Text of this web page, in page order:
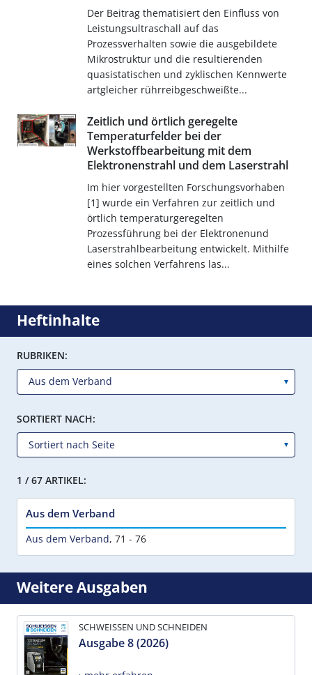
Der Beitrag thematisiert den Einfluss von
Leistungsultraschall auf das
Prozessverhalten sowie die ausgebildete
Mikrostruktur und die resultierenden
quasistatischen und zyklischen Kennwerte
artgleicher rührreibgeschweißte...
Zeitlich und örtlich geregelte
Temperaturfelder bei der
Werkstoffbearbeitung mit dem
Elektronenstrahl und dem Laserstrahl
Im hier vorgestellten Forschungsvorhaben
[1] wurde ein Verfahren zur zeitlich und
örtlich temperaturgeregelten
Prozessführung bei der Elektronenund
Laserstrahlbearbeitung entwickelt. Mithilfe
eines solchen Verfahrens las...
Heftinhalte
RUBRIKEN:
SORTIERT NACH:
1 / 67 ARTIKEL:
Aus dem Verband
Aus dem Verband, 71 - 76
Weitere Ausgaben
SCHWEISSEN UND SCHNEIDEN
Ausgabe 8 (2026)